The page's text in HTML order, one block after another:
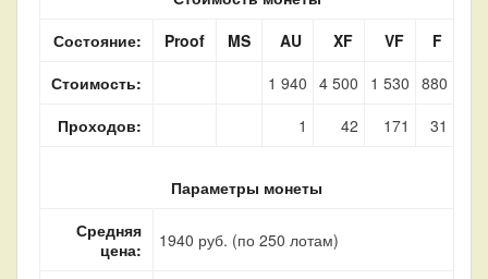
Состояние:
Proof MS AU XF VF
F
Стоимость:
1 940 4 500 1 530 880
Проходов:
1 42 171 31
Параметры монеты
Средняя
цена:
1940 руб. (по 250 лотам)